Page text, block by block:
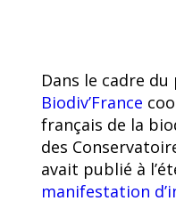
Dans le cadre
Biodiv’France
français de la
des
avait publié à
manifestation